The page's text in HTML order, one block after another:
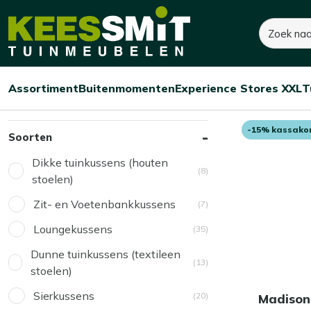
Kees
Tuinmeubelen
Zoeken
Open/sluit
Assortiment
Open/sluit
Buitenmomenten
Open/sluit
Experience Stores XXL
Kees ruimt op! Tot 60% korting
Home
142 resultaten
Soorten
Dikke tuinkussens (houten
stoelen)
(8)
Zit- en Voetenbankkussens (7)
Loungekussens (35)
Dunne tuinkussens (textileen
stoelen)
(13)
Sierkussens (20)
Grijze
-15%